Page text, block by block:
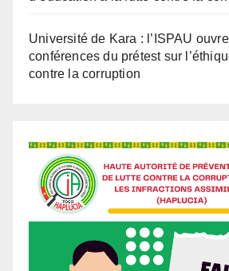
conférences du prétest sur
contre la corruption